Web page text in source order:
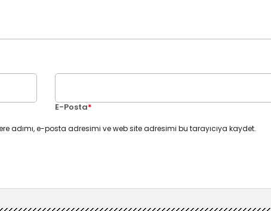
E-Posta*
adımı, e-posta adresimi ve web site adresimi bu tarayıcıya kaydet.